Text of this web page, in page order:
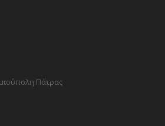
Πάτρας